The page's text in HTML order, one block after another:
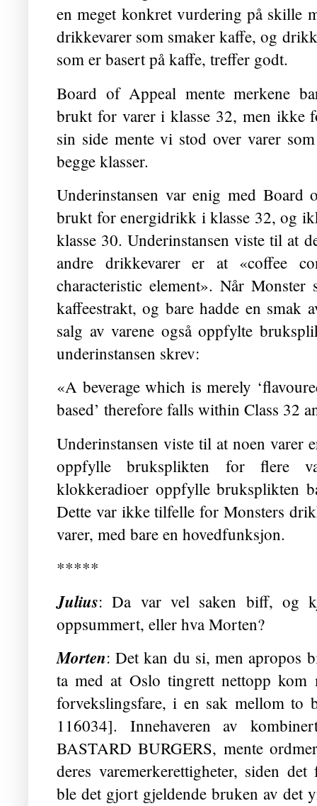
en meget konkret vurdering på skille
drikkevarer som smaker kaffe, og
som er basert på kaffe, treffer godt.
Board of Appeal mente merkene
brukt for varer i klasse 32, men ikke
sin side mente vi stod over varer
begge klasser.
Underinstansen var enig med
brukt for energidrikk i klasse 32, og
klasse 30. Underinstansen viste til at
andre drikkevarer er at «coffee
characteristic element». Når
kaffeestrakt, og bare hadde en
salg av varene også oppfylte
underinstansen skrev:
«A beverage which is merely
based’ therefore falls within Class 32
Underinstansen viste til at noen varer
oppfylle bruksplikten for flere
klokkeradioer oppfylle bruksplikten
Dette var ikke tilfelle for Monsters
varer, med bare en hovedfunksjon.
*****
Julius: Da var vel saken biff, og
oppsummert, eller hva Morten?
Morten: Det kan du si, men apropos
ta med at Oslo tingrett nettopp
forvekslingsfare, i en sak mellom to
116034]. Innehaveren av
BASTARD BURGERS, mente
deres varemerkerettigheter, siden
ble det gjort gjeldende bruken av det